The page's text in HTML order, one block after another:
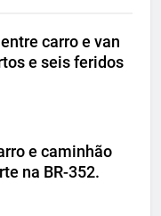
carro e van
e seis feridos
e caminhão
na BR-352.